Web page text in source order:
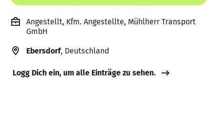
Angestellt, Kfm. Angestellte, Mühlherr Transport
GmbH
Ebersdorf, Deutschland
Logg Dich ein, um alle Einträge zu sehen.